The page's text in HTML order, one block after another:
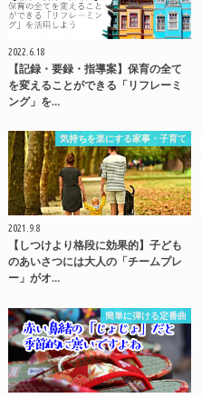
2022.6.18
【記録・要録・指導案】保育の全て
を変えることができる「リフレーミ
ング」を…
気持ちを楽にする家事・子育て
2021.9.8
【しつけより格段に効果的】子ども
のあいさつには大人の「チームプレ
ー」がオ…
簡単に弾ける定番曲